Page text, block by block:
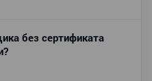
без сертификата